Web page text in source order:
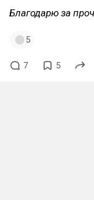
Благодарю за
5
7 5